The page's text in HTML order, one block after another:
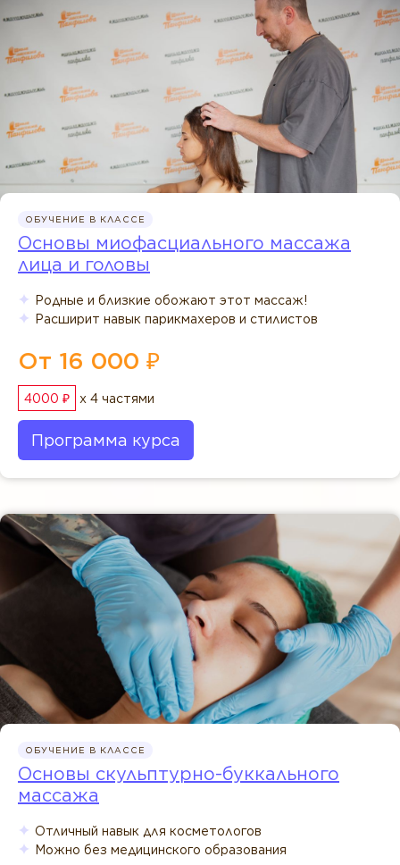
ОБУЧЕНИЕ В КЛАССЕ
Основы миофасциального массажа
лица и головы
Родные и близкие обожают этот массаж!
Расширит навык парикмахеров и стилистов
От 16 000 ₽
4000 ₽ x 4 частями
Программа курса
ОБУЧЕНИЕ В КЛАССЕ
Основы скульптурно-буккального
массажа
Отличный навык для косметологов
Можно без медицинского образования